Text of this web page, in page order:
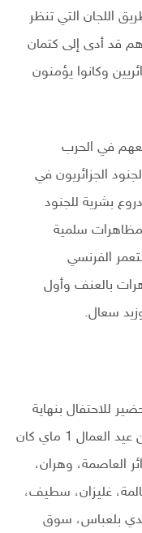
اللجان التي تنظر
قد أدى إلى كتمان
وكانوا يؤمنون
معهم في الحرب
الجزائريون في
بشرية للجنود
مظاهرات سلمية
الفرنسي
بالعنف وأول
سعال.
للاحتفال بنهاية
الحرب العالمية الثانية بالتظاهر ابتداء من عيد العمال 1 ماي كان
العاصمة، وهران،
غليزان، سطيف،
بلعباس، سوق